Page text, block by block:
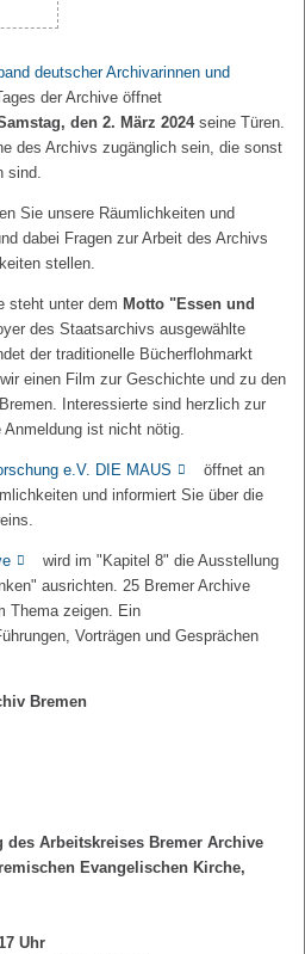
deutscher Archivarinnen und
der Archive öffnet
den 2. März 2024seine Türen.
des Archivs zugänglich sein, die sonst
sind.
Sie unsere Räumlichkeiten und
dabei Fragen zur Arbeit des Archivs
stellen.
steht unter dem Motto "Essen und
des Staatsarchivs ausgewählte
der traditionelle Bücherflohmarkt
einen Film zur Geschichte und zu den
Interessierte sind herzlich zur
Anmeldung ist nicht nötig.
e.V. DIE MAUS
öffnet an
und informiert Sie über die
wird im "Kapitel 8" die Ausstellung
ausrichten. 25 Bremer Archive
Thema zeigen. Ein
Vorträgen und Gesprächen
Bremen
des Arbeitskreises Bremer Archive
Evangelischen Kirche,
Uhr